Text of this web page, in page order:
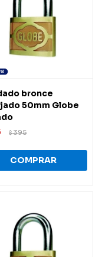
bronce
50mm Globe
$395